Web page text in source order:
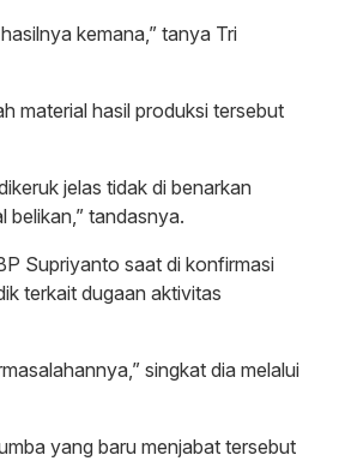
kemana,” tanya Tri
material hasil produksi tersebut
jelas tidak di benarkan
belikan,” tandasnya.
Supriyanto saat di konfirmasi
terkait dugaan aktivitas
singkat dia melalui
yang baru menjabat tersebut